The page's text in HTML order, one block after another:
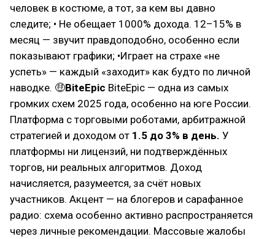
человек в костюме, а тот, за кем вы давно
следите; • Не обещает 1000% дохода. 12–15% в
месяц — звучит правдоподобно, особенно если
показывают графики; •Играет на страхе «не
успеть» — каждый «заходит» как будто по личной
наводке. 🤑BiteEpic BiteEpic — одна из самых
громких схем 2025 года, особенно на юге России.
Платформа с торговыми роботами, арбитражной
стратегией и доходом от 1.5 до 3% в день. У
платформы ни лицензий, ни подтверждённых
торгов, ни реальных алгоритмов. Доход
начисляется, разумеется, за счёт новых
участников. Акцент — на блогеров и сарафанное
радио: схема особенно активно распространяется
через личные рекомендации. Массовые жалобы